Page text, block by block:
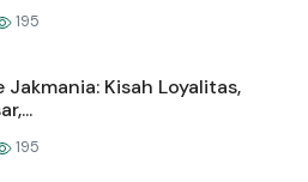
195
Jakmania: Kisah Loyalitas,
195